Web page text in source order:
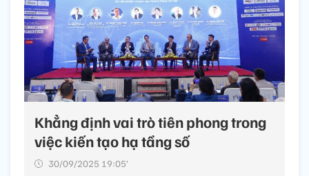
Khẳng định vai trò tiên phong trong
việc kiến tạo hạ tầng số
30/09/2025 19:05’